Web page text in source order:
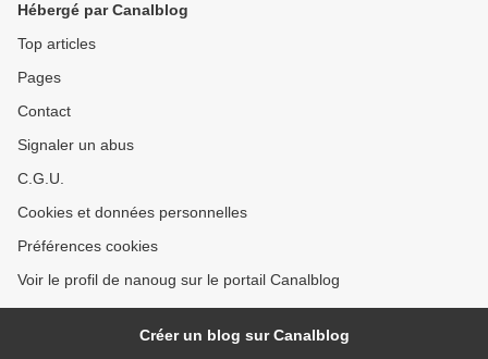
Hébergé par Canalblog
Top articles
Pages
Contact
Signaler un abus
C.G.U.
Cookies et données personnelles
Préférences cookies
Voir le profil de nanoug sur le portail Canalblog
Créer un blog sur Canalblog